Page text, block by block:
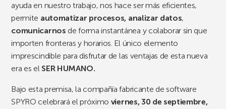
ayuda en nuestro trabajo, nos hace ser más eficientes,
permite automatizar procesos, analizar datos,
comunicarnos de forma instantánea y colaborar sin que
importen fronteras y horarios. El único elemento
imprescindible para disfrutar de las ventajas de esta nueva
era es el SER HUMANO.
Bajo esta premisa, la compañía fabricante de software
SPYRO celebrará el próximo viernes, 30 de septiembre,